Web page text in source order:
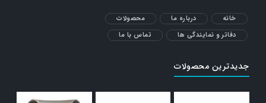
خانه درباره ما
محصولات
دفاتر و نمایندگی ها
تماس با ما
جدیدترین محصولات